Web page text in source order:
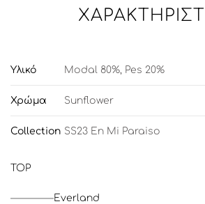
Υλικό Modal 80%, Pes 20%
Χρώμα Sunflower
Collection SS23 En Mi Paraiso
TOP
Everland